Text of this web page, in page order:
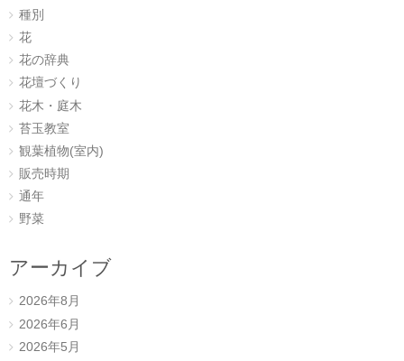
種別
花
花の辞典
花壇づくり
花木・庭木
苔玉教室
観葉植物(室内)
販売時期
通年
野菜
アーカイブ
2026年8月
2026年6月
2026年5月